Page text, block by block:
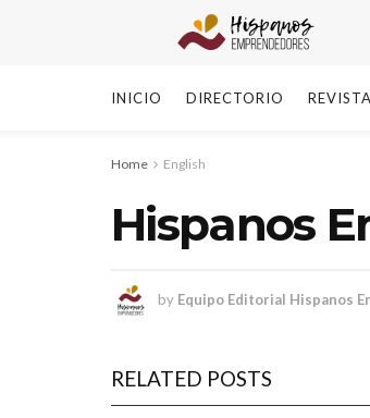
INICIO DIRECTORIO REVISTA
Home English
Hispanos
by Equipo Editorial Hispanos
RELATED POSTS